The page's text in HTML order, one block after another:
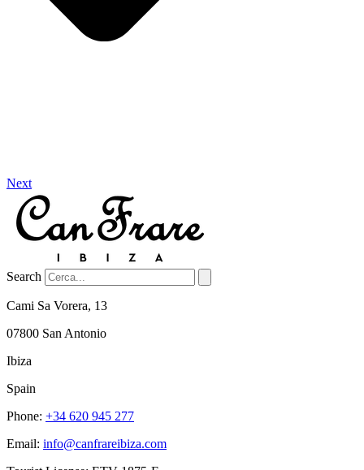
Next
Search
Cami Sa Vorera, 13
07800 San Antonio
Ibiza
Spain
Phone: +34 620 945 277
Email: info@canfrareibiza.com